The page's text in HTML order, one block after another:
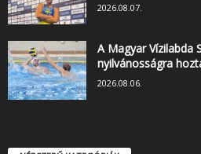
2026.08.07.
A Magyar Vízilabda
nyilvánosságra
2026.08.06.